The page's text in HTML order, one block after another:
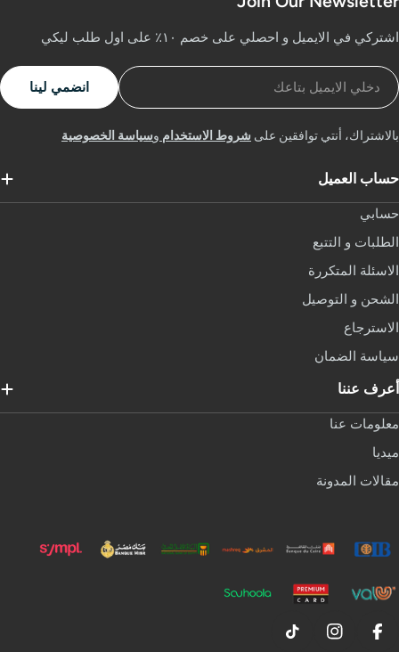
في الايميل و احصلي على خصم ١٠٪ على اول طلب ليكي
انضمي لينا
أنتي توافقين علىشروط الاستخداموسياسة الخصوصية
العميل
و التتبع
المتكررة
و التوصيل
الضمان
عننا
عنا
المدونة
Facebook
Instagram
TikTok